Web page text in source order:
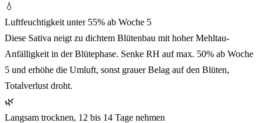
💧
Luftfeuchtigkeit unter 55% ab Woche 5
Diese Sativa neigt zu dichtem Blütenbau mit hoher Mehltau-
Anfälligkeit in der Blütephase. Senke RH auf max. 50% ab Woche
5 und erhöhe die Umluft, sonst grauer Belag auf den Blüten,
Totalverlust droht.
🌿
Langsam trocknen, 12 bis 14 Tage nehmen